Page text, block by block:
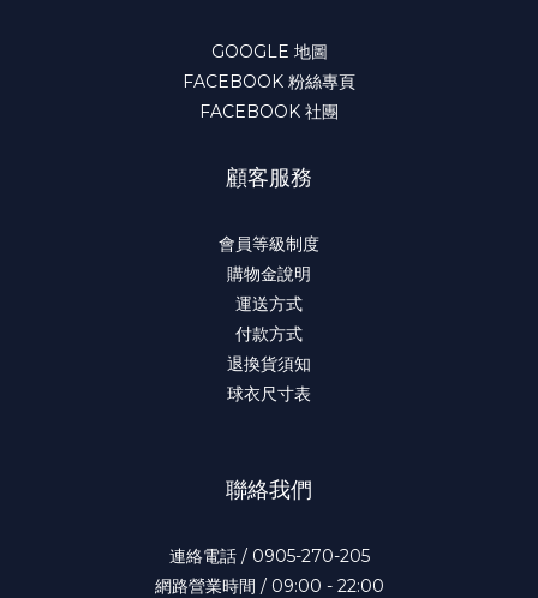
GOOGLE 地圖
FACEBOOK 粉絲專頁
FACEBOOK 社團
顧客服務
會員等級制度
購物金說明
運送方式
付款方式
退換貨須知
球衣尺寸表
聯絡我們
連絡電話 / 0905-270-205
網路營業時間 / 09:00 - 22:00